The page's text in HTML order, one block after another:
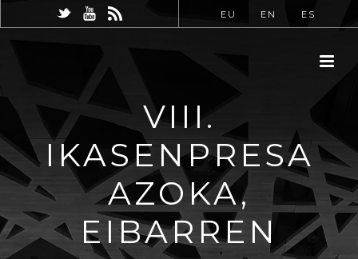
EU EN ES
VIII.
IKASENPRESA
AZOKA,
EIBARREN